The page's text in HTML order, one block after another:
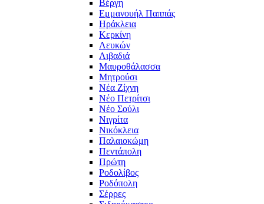
Βέργη
Εμμανουήλ Παππάς
Ηράκλεια
Κερκίνη
Λευκών
Λιβαδιά
Μαυροθάλασσα
Μητρούσι
Νέα Ζίχνη
Νέο Πετρίτσι
Νέο Σούλι
Νιγρίτα
Νικόκλεια
Παλαιοκώμη
Πεντάπολη
Πρώτη
Ροδολίβος
Ροδόπολη
Σέρρες